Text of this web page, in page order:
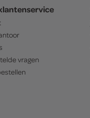
vragen